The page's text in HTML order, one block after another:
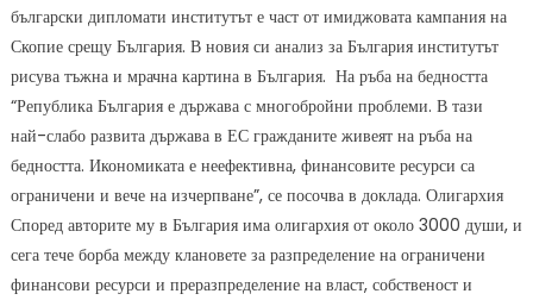
български дипломати институтът е част от имиджовата кампания на
Скопие срещу България. В новия си анализ за България институтът
рисува тъжна и мрачна картина в България. На ръба на бедността
“Република България е държава с многобройни проблеми. В тази
най-слабо развита държава в ЕС гражданите живеят на ръба на
бедността. Икономиката е неефективна, финансовите ресурси са
ограничени и вече на изчерпване”, се посочва в доклада. Олигархия
Според авторите му в България има олигархия от около 3000 души, и
сега тече борба между клановете за разпределение на ограничени
финансови ресурси и преразпределение на власт, собственост и